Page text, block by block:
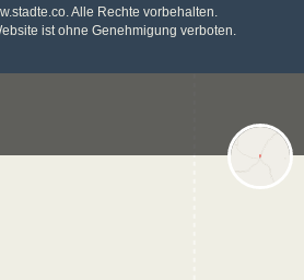
Alle Rechte vorbehalten.
ist ohne Genehmigung verboten.